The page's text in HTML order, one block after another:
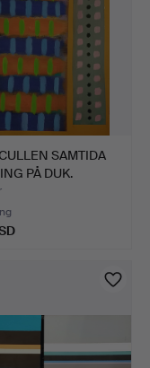
SAMTIDA
PÅ DUK.